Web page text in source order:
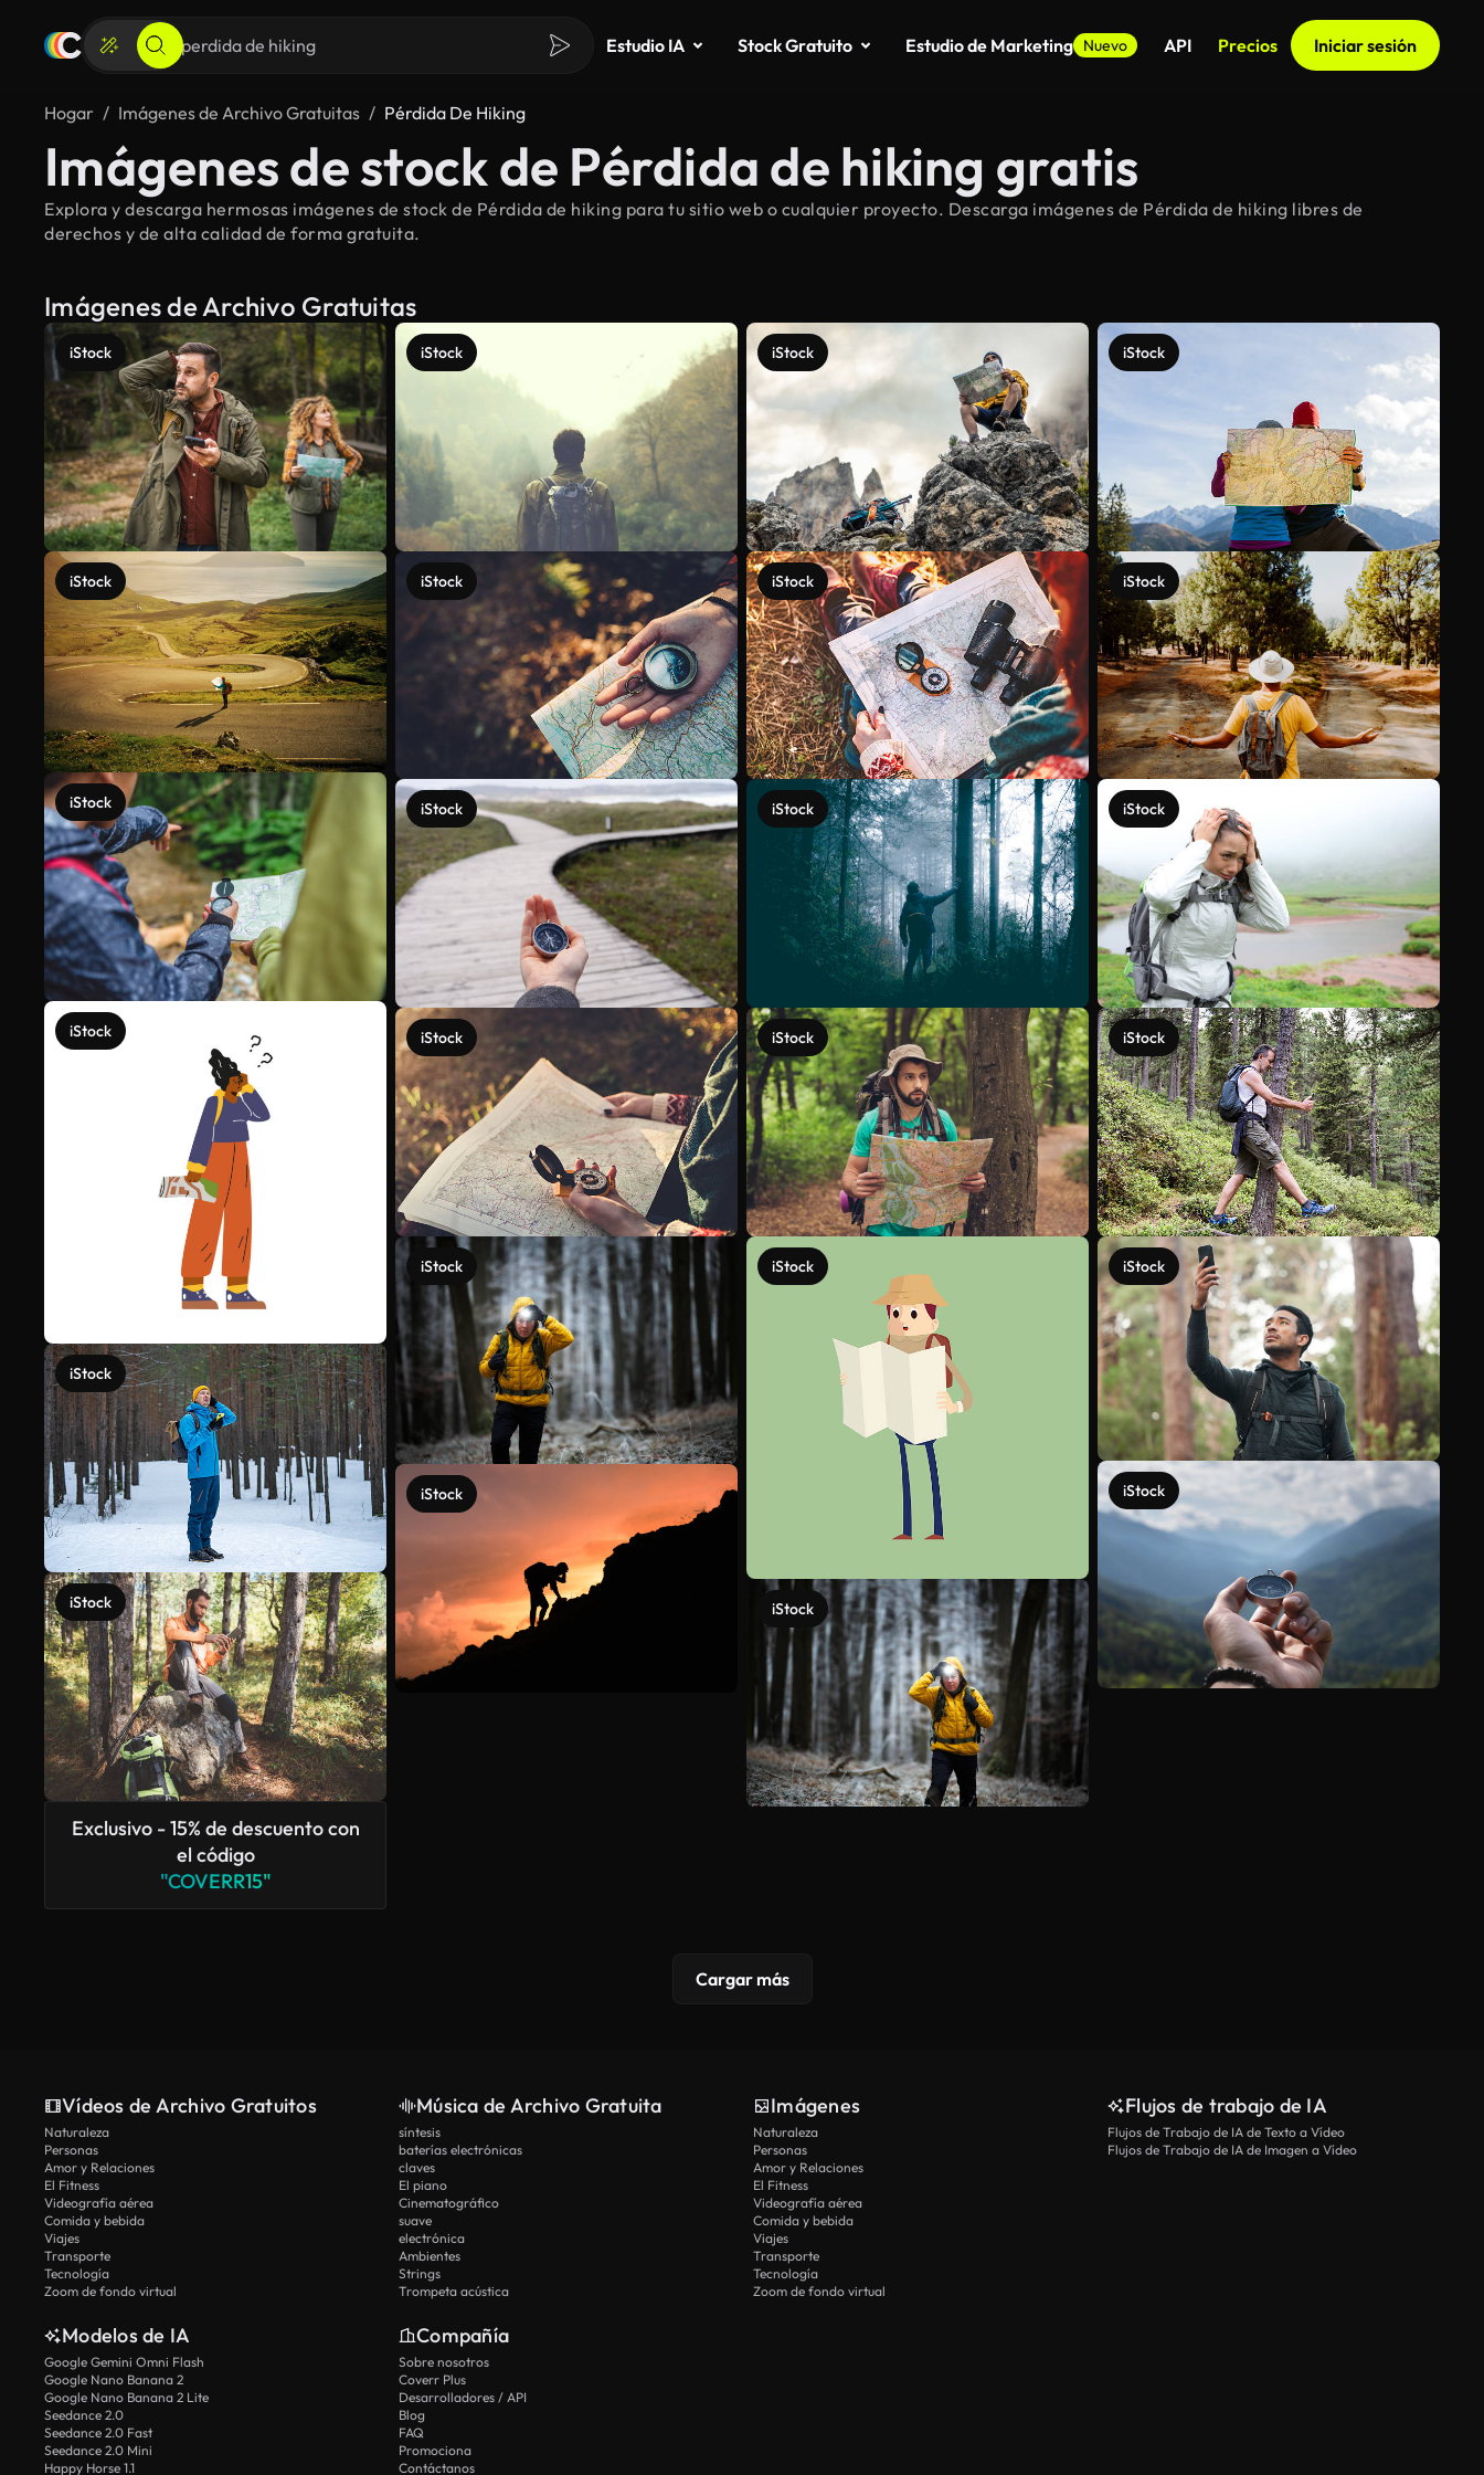
Estudio IA Stock Gratuito Estudio de Marketing Nuevo API Precios Iniciar sesión
Hogar Imágenes de Archivo Gratuitas Pérdida De Hiking
Imágenes de stock de Pérdida de hiking gratis
Explora y descarga hermosas imágenes de stock de Pérdida de hiking para tu sitio web o cualquier proyecto. Descarga imágenes de Pérdida de hiking libres de
derechos y de alta calidad de forma gratuita.
Imágenes de Archivo Gratuitas
iStock
iStock
iStock
iStock
iStock
iStock
Exclusivo - 15% de descuento con
el código
"COVERR15"
iStock
iStock
iStock
iStock
iStock
iStock
iStock
iStock
iStock
iStock
iStock
iStock
iStock
iStock
iStock
iStock
iStock
iStock
Cargar más
Vídeos de Archivo Gratuitos
Naturaleza
Personas
Amor y Relaciones
El Fitness
Videografía aérea
Comida y bebida
Viajes
Transporte
Tecnología
Zoom de fondo virtual
Música de Archivo Gratuita
síntesis
baterías electrónicas
claves
El piano
Cinematográfico
suave
electrónica
Ambientes
Strings
Trompeta acústica
Imágenes
Naturaleza
Personas
Amor y Relaciones
El Fitness
Videografía aérea
Comida y bebida
Viajes
Transporte
Tecnología
Zoom de fondo virtual
Flujos de trabajo de IA
Flujos de Trabajo de IA de Texto a Vídeo
Flujos de Trabajo de IA de Imagen a Vídeo
Modelos de IA
Google Gemini Omni Flash
Google Nano Banana 2
Google Nano Banana 2 Lite
Seedance 2.0
Seedance 2.0 Fast
Seedance 2.0 Mini
Happy Horse 1.1
Compañía
Sobre nosotros
Coverr Plus
Desarrolladores / API
Blog
FAQ
Promociona
Contáctanos